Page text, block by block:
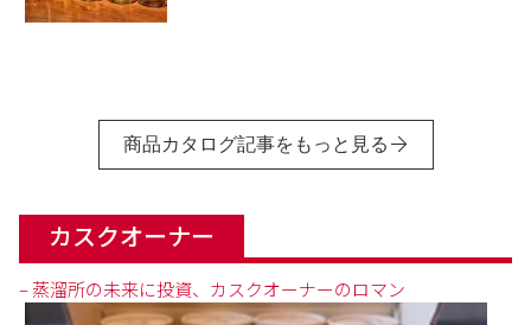
商品カタログ記事をもっと見る
カスクオーナー
– 蒸溜所の未来に投資、カスクオーナーのロマン